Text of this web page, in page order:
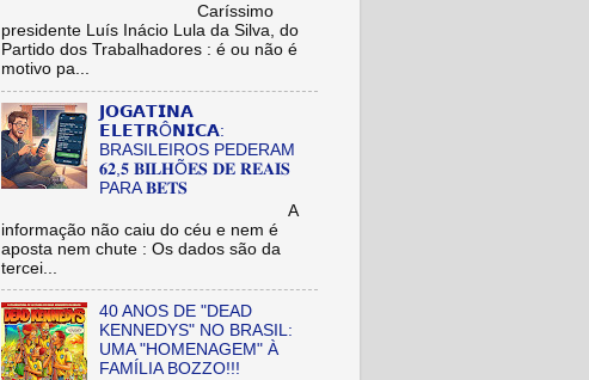
Caríssimo
presidente Luís Inácio Lula da Silva, do
Partido dos Trabalhadores : é ou não é
motivo pa...
𝗝𝗢𝗚𝗔𝗧𝗜𝗡𝗔
𝗘𝗟𝗘𝗧𝗥Ô𝗡𝗜𝗖𝗔:
BRASILEIROS PEDERAM
𝟔𝟐,𝟓 𝐁𝐈𝐋𝐇Õ𝐄𝐒 𝐃𝐄 𝐑𝐄𝐀𝐈𝐒
PARA 𝐁𝐄𝐓𝐒
A
informação não caiu do céu e nem é
aposta nem chute : Os dados são da
tercei...
40 ANOS DE "DEAD
KENNEDYS" NO BRASIL:
UMA "HOMENAGEM" À
FAMÍLIA BOZZO!!!